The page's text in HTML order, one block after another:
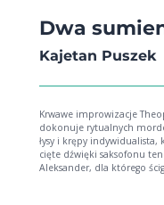
Dwa
Kajetan Puszek
Krwawe improwizacje Theophilus nekromanta i członek
dokonuje rytualnych
łysy i krępy
cięte dźwięki saksofonu
Aleksander, dla którego